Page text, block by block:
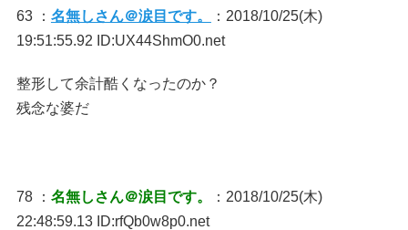
63 ： 名無しさん＠涙目です。
：2018/10/25(木)
19:51:55.92 ID:UX44ShmO0.net
整形して余計酷くなったのか？
残念な婆だ
78 ： 名無しさん＠涙目です。
：2018/10/25(木)
22:48:59.13 ID:rfQb0w8p0.net